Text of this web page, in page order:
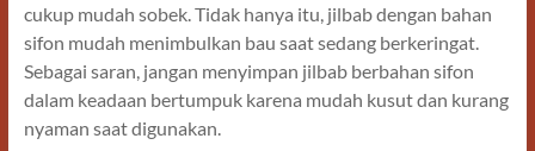
cukup mudah sobek. Tidak hanya itu, jilbab dengan bahan
sifon mudah menimbulkan bau saat sedang berkeringat.
Sebagai saran, jangan menyimpan jilbab berbahan sifon
dalam keadaan bertumpuk karena mudah kusut dan kurang
nyaman saat digunakan.